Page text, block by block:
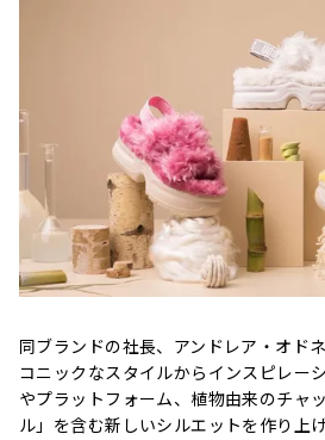
同ブランドの社長、アンドレア・オド
コニックなスタイルからインスピレー
やプラットフォーム、植物由来のチャ
ル」を含む新しいシルエットを作り上